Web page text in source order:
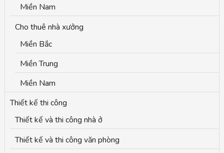
Miền Nam
Cho thuê nhà xưởng
Miền Bắc
Miền Trung
Miền Nam
Thiết kế thi công
Thiết kế và thi công nhà ở
Thiết kế và thi công văn phòng